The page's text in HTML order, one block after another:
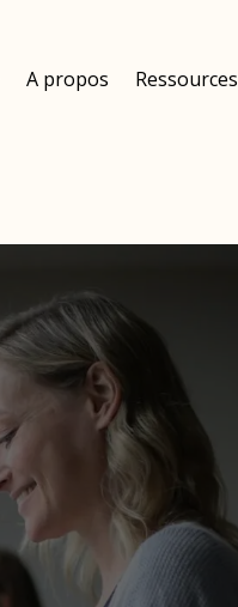
A propos Ressources